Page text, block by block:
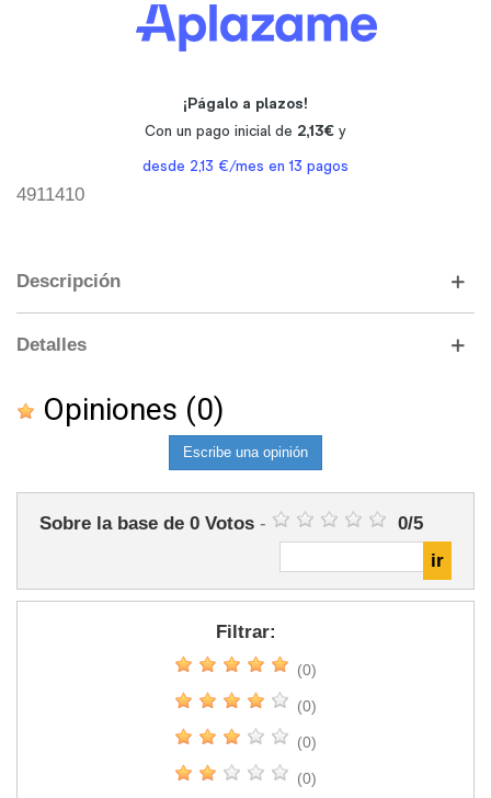
4911410
Descripción
Detalles
Opiniones (0)
Escribe una opinión
Sobre la base de 0 Votos - 0/5
Filtrar:
(0)
(0)
(0)
(0)